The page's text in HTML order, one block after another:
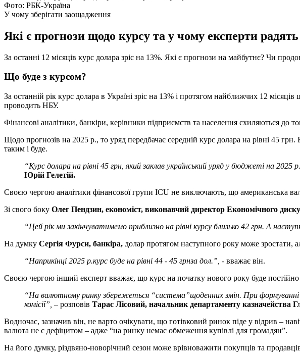
Фото: РБК-Україна
У чому зберігати заощадження
Які є прогнози щодо курсу та у чому експерти
За останні 12 місяців курс долара зріс на 13%. Які є прогнози на майбутнє? Чи
Що буде з курсом?
За останній рік курс долара в Україні зріс на 13% і протягом найближчих 12
проводить НБУ.
Фінансові аналітики, банкіри, керівники підприємств та населення схиляються до
Щодо прогнозів на 2025 р., то уряд передбачає середній курс долара на рівні 45
таким і буде.
“Курс долара на рівні 45 грн, який заклав український уряд у бюджеті на
Юрій Гелетій.
Своєю чергою аналітики фінансової групи ICU не виключають, що американська
Зі свого боку Олег Пендзин, економіст, виконавчий директор Економічного
“Цей рік ми закінчуватимемо приблизно на рівні курсу близько 42 грн. А
На думку Сергія Фурси, банкіра, долар протягом наступного року може зростати,
“Наприкінці 2025 р.курс буде на рівні 44 - 45 грнза дол.”, - вважає він.
Своєю чергою інший експерт вважає, що курс на початку нового року буде постійно
“На валютному ринку збережеться “система”щоденних змін. При
комісії”, – розповів Тарас Лісовий, начальник департаменту казначейства
Водночас, зазначив він, не варто очікувати, що готівковий ринок піде у відрив –
валюта не є дефіцитом – адже “на ринку немає обмеження купівлі для громадян”.
На його думку, різдвяно-новорічний сезон може врівноважити покупців та